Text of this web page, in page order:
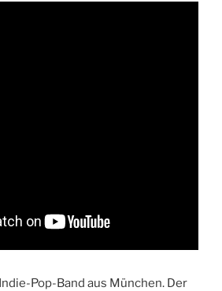
Pop-Band aus München. Der